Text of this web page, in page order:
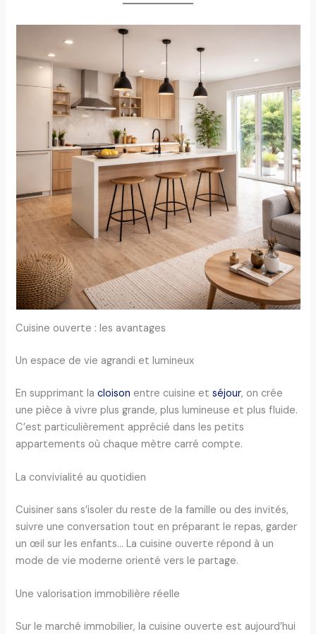
Cuisine ouverte : les avantages
Un espace de vie agrandi et lumineux
En supprimant lacloison entre cuisine etséjour, on crée
une pièce à vivre plus grande, plus lumineuse et plus fluide.
C’est particulièrement apprécié dans les petits
appartements où chaque mètre carré compte.
La convivialité au quotidien
Cuisiner sans s’isoler du reste de la famille ou des invités,
suivre une conversation tout en préparant le repas, garder
un œil sur les enfants… La cuisine ouverte répond à un
mode de vie moderne orienté vers le partage.
Une valorisation immobilière réelle
Sur le marché immobilier, la cuisine ouverte est aujourd’hui